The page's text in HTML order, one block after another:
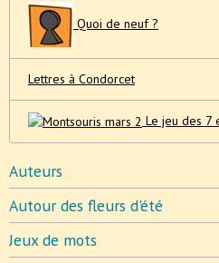
Quoi de neuf ?
Lettres à Condorcet
Le jeu des 7
Auteurs
Autour des fleurs d'été
Jeux de mots